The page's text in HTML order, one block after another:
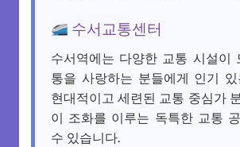
수서교통센터
수서역에는 다양한 교통 시설이
통을 사랑하는 분들에게 인기
현대적이고 세련된 교통 중심가
이 조화를 이루는 독특한 교통
수 있습니다.